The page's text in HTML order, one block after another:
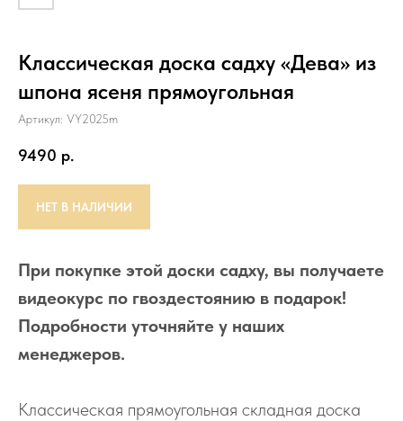
Классическая доска садху «Дева» из
шпона ясеня прямоугольная
Артикул: VY2025m
9490 р.
НЕТ В НАЛИЧИИ
При покупке этой доски садху, вы получаете
видеокурс по гвоздестоянию в подарок!
Подробности уточняйте у наших
менеджеров.
Классическая прямоугольная складная доска